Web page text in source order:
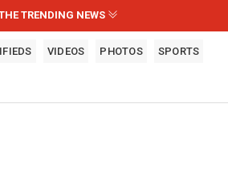
TRENDING NEWS
VIDEOS PHOTOS SPORTS